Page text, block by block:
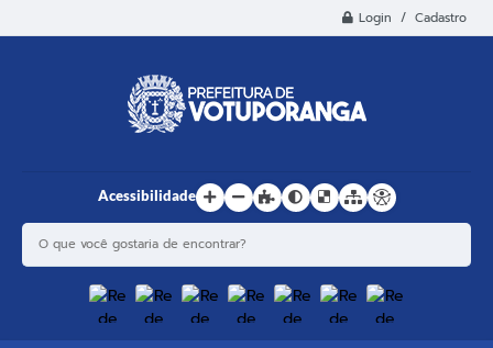
Login / Cadastro
Acessibilidade